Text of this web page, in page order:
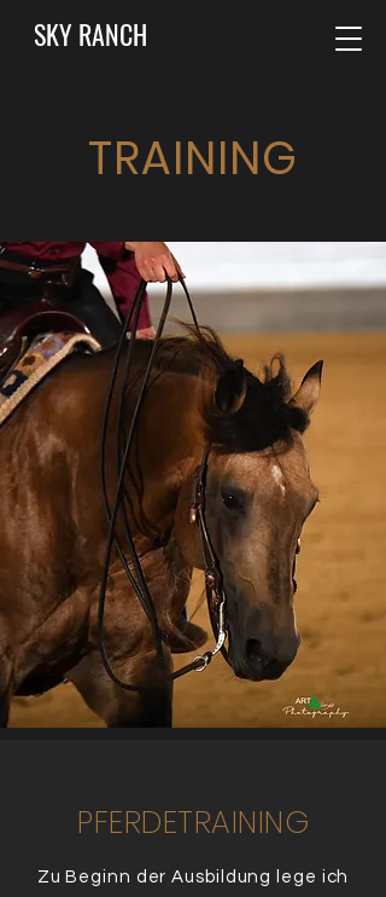
SKY RANCH
TRAINING
PFERDETRAINING
Zu Beginn der Ausbildung lege ich